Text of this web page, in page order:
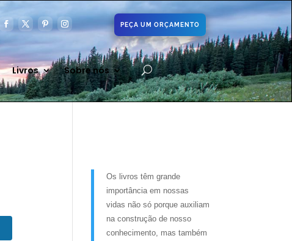
PEÇA UM ORÇAMENTO
Livros Sobre nós
Os livros têm grande
importância em nossas
vidas não só porque auxiliam
na construção de nosso
conhecimento, mas também